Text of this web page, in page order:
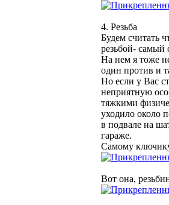
4. Резьба
Будем считать
резьбой- самый
На нем я тоже
один против и
Но если у Вас
неприятную
тяжкими
уходило около
в подвале на
гараже.
Самому
Вот она,